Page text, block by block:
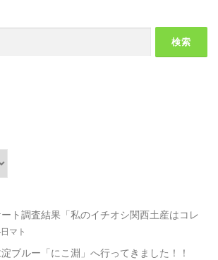
ト調査結果「私のイチオシ関西土産はコレ
マト
ブルー「にこ淵」へ行ってきました！！